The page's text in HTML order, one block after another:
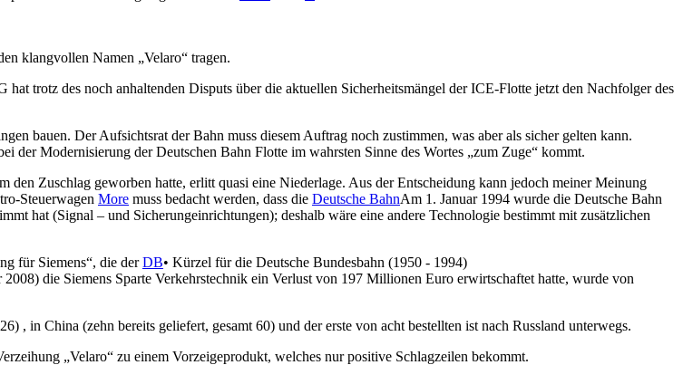
klangvollen Namen „Velaro“ tragen.
hat trotz des noch anhaltenden Disputs über die aktuellen Sicherheitsmängel der ICE-Flotte jetzt den Nachfolger des
bauen. Der Aufsichtsrat der Bahn muss diesem Auftrag noch zustimmen, was aber als sicher gelten kann.
der Modernisierung der Deutschen Bahn Flotte im wahrsten Sinne des Wortes „zum Zuge“ kommt.
Zuschlag geworben hatte, erlitt quasi eine Niederlage. Aus der Entscheidung kann jedoch meiner Meinung
Steuerwagen More muss bedacht werden, dass die Deutsche BahnAm 1. Januar 1994 wurde die Deutsche Bahn
hat (Signal – und Sicherungeinrichtungen); deshalb wäre eine andere Technologie bestimmt mit zusätzlichen
für Siemens“, die derDB• Kürzel für die Deutsche Bundesbahn (1950 - 1994)
die Siemens Sparte Verkehrstechnik ein Verlust von 197 Millionen Euro erwirtschaftet hatte, wurde von
in China (zehn bereits geliefert, gesamt 60) und der erste von acht bestellten ist nach Russland unterwegs.
„Velaro“ zu einem Vorzeigeprodukt, welches nur positive Schlagzeilen bekommt.